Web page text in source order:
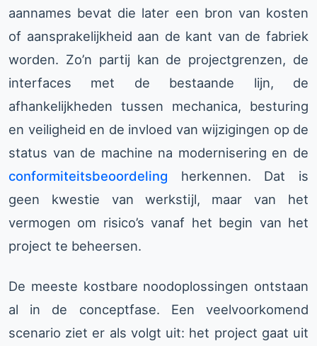
aannames bevat die later een bron van kosten
of aansprakelijkheid aan de kant van de fabriek
worden. Zo’n partij kan de projectgrenzen, de
interfaces met de bestaande lijn, de
afhankelijkheden tussen mechanica, besturing
en veiligheid en de invloed van wijzigingen op de
status van de machine na modernisering en de
conformiteitsbeoordeling herkennen. Dat is
geen kwestie van werkstijl, maar van het
vermogen om risico’s vanaf het begin van het
project te beheersen.
De meeste kostbare noodoplossingen ontstaan
al in de conceptfase. Een veelvoorkomend
scenario ziet er als volgt uit: het project gaat uit